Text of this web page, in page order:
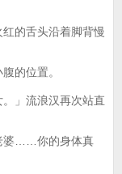
的舌头沿着脚背慢
的位置。
」流浪汉再次站直
婆……你的身体真